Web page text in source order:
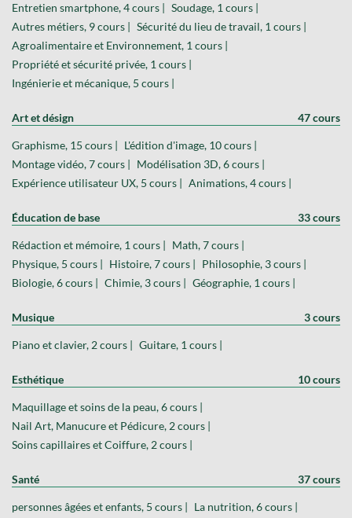
Entretien smartphone, 4 cours | Soudage, 1 cours |
Autres métiers, 9 cours | Sécurité du lieu de travail, 1 cours |
Agroalimentaire et Environnement, 1 cours |
Propriété et sécurité privée, 1 cours |
Ingénierie et mécanique, 5 cours |
Art et désign 47 cours
Graphisme, 15 cours | L'édition d'image, 10 cours |
Montage vidéo, 7 cours | Modélisation 3D, 6 cours |
Expérience utilisateur UX, 5 cours | Animations, 4 cours |
Éducation de base 33 cours
Rédaction et mémoire, 1 cours | Math, 7 cours |
Physique, 5 cours | Histoire, 7 cours | Philosophie, 3 cours |
Biologie, 6 cours | Chimie, 3 cours | Géographie, 1 cours |
Musique 3 cours
Piano et clavier, 2 cours | Guitare, 1 cours |
Esthétique 10 cours
Maquillage et soins de la peau, 6 cours |
Nail Art, Manucure et Pédicure, 2 cours |
Soins capillaires et Coiffure, 2 cours |
Santé 37 cours
personnes âgées et enfants, 5 cours | La nutrition, 6 cours |